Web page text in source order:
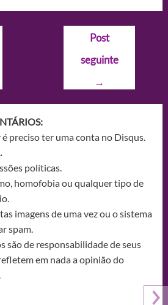
Post
seguinte
→
preciso ter uma conta no Disqus.
políticas.
homofobia ou qualquer tipo de
imagens de uma vez ou o sistema
spam.
são de responsabilidade de seus
em nada a opinião do